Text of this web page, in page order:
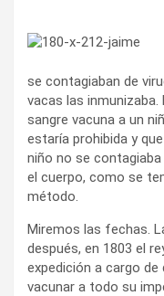
se contagiaban de
vacas las
sangre vacuna a un
estaría prohibida y
niño no se
el cuerpo, como se
método.
Miremos las fechas.
después, en 1803 el
expedición a cargo
vacunar a todo su